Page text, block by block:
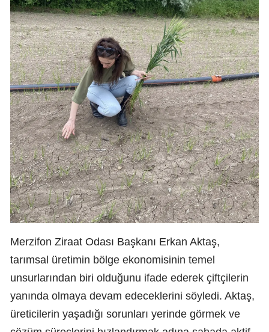
Merzifon Ziraat Odası Başkanı Erkan Aktaş,
tarımsal üretimin bölge ekonomisinin temel
unsurlarından biri olduğunu ifade ederek çiftçilerin
yanında olmaya devam edeceklerini söyledi. Aktaş,
üreticilerin yaşadığı sorunları yerinde görmek ve